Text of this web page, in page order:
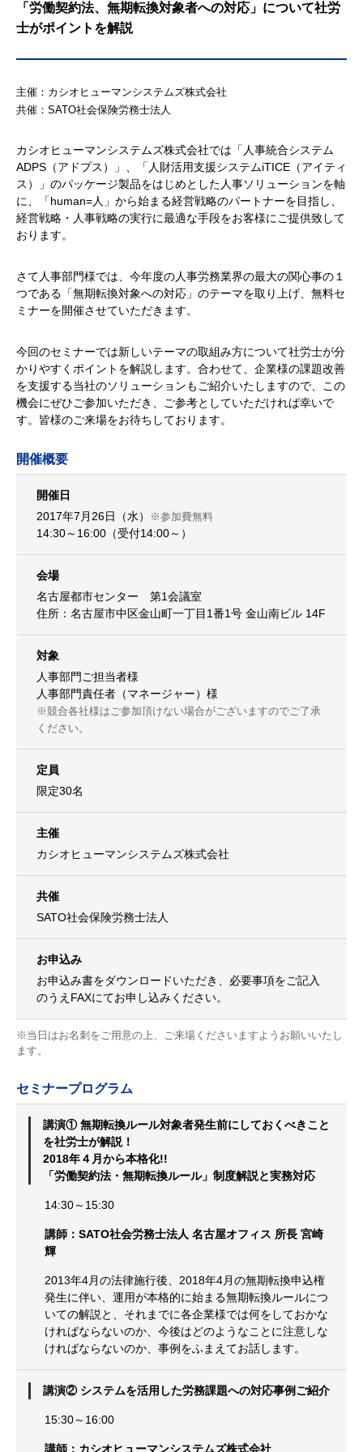
「労働契約法、無期転換対象者への対応」について社労
士がポイントを解説
主催：カシオヒューマンシステムズ株式会社
共催：SATO社会保険労務士法人
カシオヒューマンシステムズ株式会社では「人事統合システム
ADPS（アドプス）」、「人財活用支援システムiTICE（アイティ
ス）」のパッケージ製品をはじめとした人事ソリューションを軸
に、「human=人」から始まる経営戦略のパートナーを目指し、
経営戦略・人事戦略の実行に最適な手段をお客様にご提供致して
おります。
さて人事部門様では、今年度の人事労務業界の最大の関心事の１
つである「無期転換対象への対応」のテーマを取り上げ、無料セ
ミナーを開催させていただきます。
今回のセミナーでは新しいテーマの取組み方について社労士が分
かりやすくポイントを解説します。合わせて、企業様の課題改善
を支援する当社のソリューションもご紹介いたしますので、この
機会にぜひご参加いただき、ご参考としていただければ幸いで
す。皆様のご来場をお待ちしております。
開催概要
開催日
2017年7月26日（水）
※参加費無料
14:30～16:00（受付14:00～）
会場
名古屋都市センター 第1会議室
住所：名古屋市中区金山町一丁目1番1号 金山南ビル 14F
対象
人事部門ご担当者様
人事部門責任者（マネージャー）様
※競合各社様はご参加頂けない場合がございますのでご了承
ください。
定員
限定30名
主催
カシオヒューマンシステムズ株式会社
共催
SATO社会保険労務士法人
お申込み
お申込み書をダウンロードいただき、必要事項をご記入
のうえFAXにてお申し込みください。
※当日はお名刺をご用意の上、ご来場くださいますようお願いいたし
ます。
セミナープログラム
講演① 無期転換ルール対象者発生前にしておくべきこと
を社労士が解説！
2018年４月から本格化!!
「労働契約法・無期転換ルール」制度解説と実務対応
14:30～15:30
講師：SATO社会労務士法人 名古屋オフィス 所長 宮崎
輝
2013年4月の法律施行後、2018年4月の無期転換申込権
発生に伴い、運用が本格的に始まる無期転換ルールにつ
いての解説と、それまでに各企業様では何をしておかな
ければならないのか、今後はどのようなことに注意しな
ければならないのか、事例をふまえてお話します。
講演② システムを活用した労務課題への対応事例ご紹介
15:30～16:00
講師：カシオヒューマンシステムズ株式会社